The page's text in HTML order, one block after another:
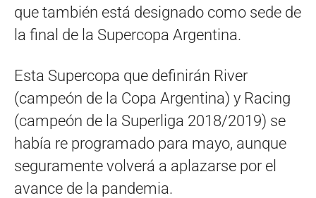
que también está designado como sede de
la final de la Supercopa Argentina.
Esta Supercopa que definirán River
(campeón de la Copa Argentina) y Racing
(campeón de la Superliga 2018/2019) se
había re programado para mayo, aunque
seguramente volverá a aplazarse por el
avance de la pandemia.